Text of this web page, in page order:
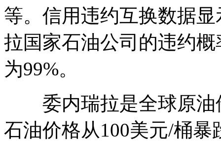
等。信用违约互换数据
拉国家石油公司的违约
为99%。
委内瑞拉是全球原油
石油价格从100美元/桶